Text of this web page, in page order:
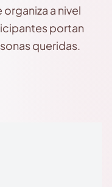
a nivel
portan
queridas.